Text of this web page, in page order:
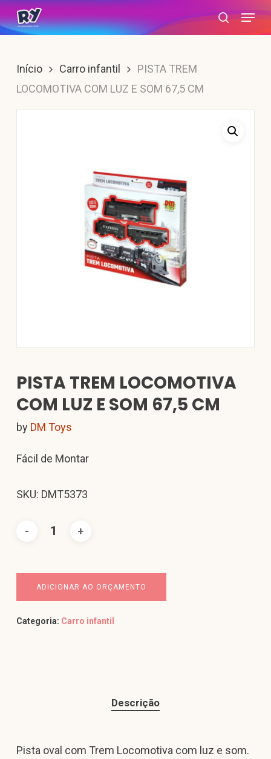
Skip
to
content
search
Menu
Início Carro infantil
PISTA TREM
LOCOMOTIVA COM LUZ E SOM 67,5 CM
PISTA TREM LOCOMOTIVA
COM LUZ E SOM 67,5 CM
by DM Toys
Fácil de Montar
SKU: DMT5373
ADICIONAR AO ORÇAMENTO
Categoria: Carro infantil
Descrição
Pista oval com Trem Locomotiva com luz e som.